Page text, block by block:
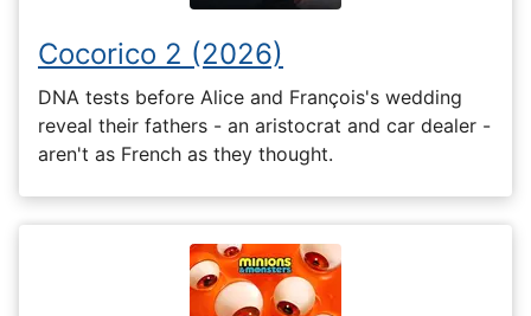
Cocorico 2 (2026)
DNA tests before Alice and François's wedding
reveal their fathers - an aristocrat and car dealer -
aren't as French as they thought.